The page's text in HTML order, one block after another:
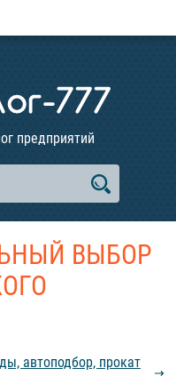
предприятий
ВЫБОР
автоподбор, прокат